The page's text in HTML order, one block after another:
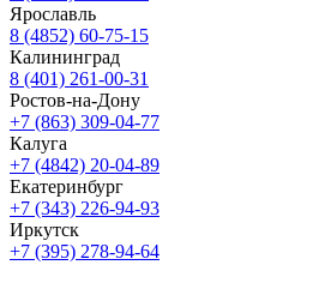
Ярославль
8 (4852) 60-75-15
Калининград
8 (401) 261-00-31
Ростов-на-Дону
+7 (863) 309-04-77
Калуга
+7 (4842) 20-04-89
Екатеринбург
+7 (343) 226-94-93
Иркутск
+7 (395) 278-94-64